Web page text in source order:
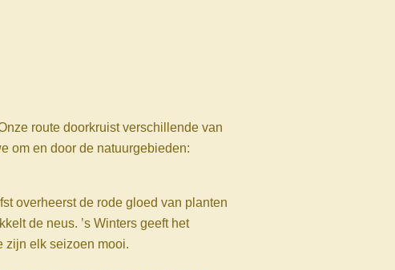
route doorkruist verschillende van
om en door de natuur­gebieden:
overheerst de rode gloed van planten
de neus. ’s Winters geeft het
zijn elk seizoen mooi.